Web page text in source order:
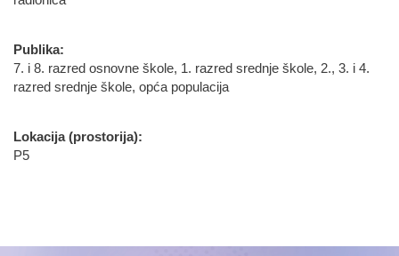
Publika:
7. i 8. razred osnovne škole, 1. razred srednje škole, 2., 3. i 4.
razred srednje škole, opća populacija
Lokacija (prostorija):
P5